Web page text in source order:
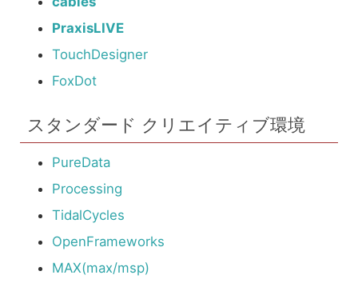
PraxisLIVE
TouchDesigner
FoxDot
スタンダード クリエイティブ環境
PureData
Processing
TidalCycles
OpenFrameworks
MAX(max/msp)